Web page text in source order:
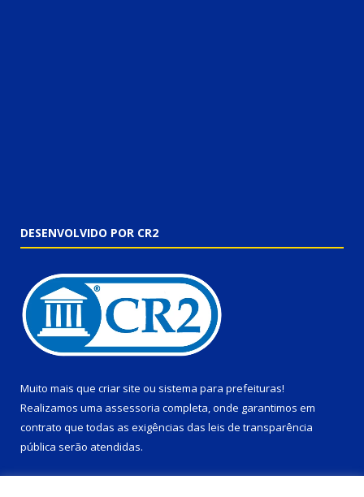
DESENVOLVIDO POR CR2
Muito mais que criar site ou sistema para prefeituras!
Realizamos uma assessoria completa, onde garantimos em
contrato que todas as exigências das leis de transparência
pública serão atendidas.